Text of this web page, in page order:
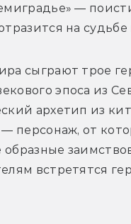
—
на
сыграют трое
эпоса из
архетип из
персонаж, от
встретятся